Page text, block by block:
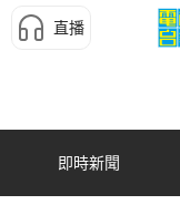
直播
即時新聞